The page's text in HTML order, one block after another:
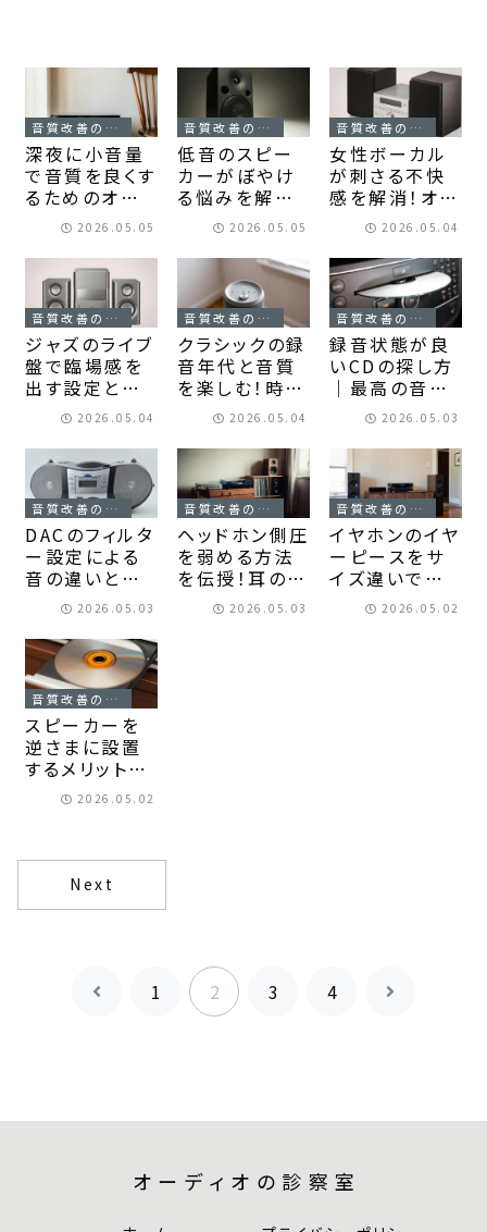
音質改善の小技
深夜に小音量
で音質を良くす
るためのオー
ディオ設定と機
材の選び方
2026.05.05
音質改善の小技
低音のスピー
カーがぼやけ
る悩みを解決
する5つの対策
と原因解説
2026.05.05
音質改善の小技
女性ボーカル
が刺さる不快
感を解消！オー
ディオ対策でク
リアな歌声を
楽しむ方法
2026.05.04
音質改善の小技
ジャズのライブ
盤で臨場感を
出す設定とオ
ーディオ環境
の整え方
2026.05.04
音質改善の小技
クラシックの録
音年代と音質
を楽しむ！時代
背景と名盤の
選び方
2026.05.04
音質改善の小技
録音状態が良
いCDの探し方
｜最高の音質
で音楽を楽し
むための実践
ガイド
2026.05.03
音質改善の小技
DACのフィルタ
ー設定による
音の違いとは？
自分好みの音
を見つける聴
き比べガイド
2026.05.03
音質改善の小技
ヘッドホン側圧
を弱める方法
を伝授！耳の痛
みや頭痛を解
消するコツ
2026.05.03
音質改善の小技
イヤホンのイヤ
ーピースをサ
イズ違いで左
右変えるのは
正解！快適な装
2026.05.02
音質改善の小技
スピーカーを
逆さまに設置
するメリットと
は？音質を向
上させる配置
2026.05.02
Next
前
1 2 3 4
次
オーディオの診察室